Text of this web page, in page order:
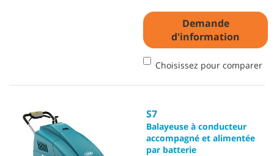
Demande
d'information
Choisissez pour comparer
S7
Balayeuse à conducteur
accompagné et alimentée
par batterie